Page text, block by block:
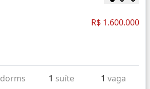
R$ 1.600.000
dorms 1 suíte 1 vaga